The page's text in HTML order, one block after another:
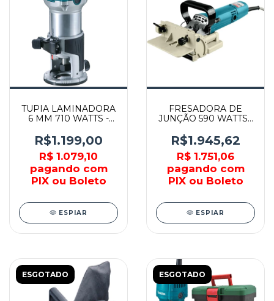
TUPIA LAMINADORA
6 MM 710 WATTS -
R$1.199,00
R$ 1.079,10
pagando com
PIX ou Boleto
ESPIAR
FRESADORA DE
JUNÇÃO 590 WATTS -
R$1.945,62
R$ 1.751,06
pagando com
PIX ou Boleto
ESPIAR
ESGOTADO ESGOTADO